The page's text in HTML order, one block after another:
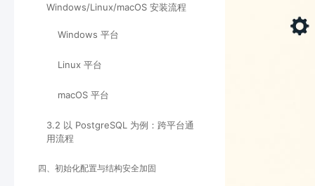
Windows/Linux/macOS 安装流程
Windows 平台
Linux 平台
macOS 平台
3.2 以 PostgreSQL 为例：跨平台通
用流程
四、初始化配置与结构安全加固